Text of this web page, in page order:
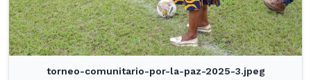
torneo-comunitario-por-la-paz-2025-3.jpeg